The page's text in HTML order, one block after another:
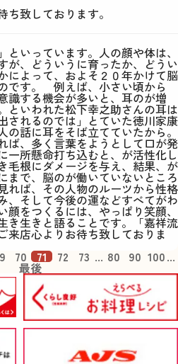
致しております。
いっています。人の顔や体は、
が、どういうに育ったか、どうい
によって、およそ２０年かけて脳
です。 例えば、小さい頃から
識する機会が多いと、耳のが増
といわれた松下幸之助さんの耳は
されるのでは」とていた徳川家康
の話に耳をそば立てていたから。
ば、多く言葉をようとして口が発
一所懸命打ち込むと、が活性化し
毛根にダメージを与え、結果、が
まで、脳のが働いていないところ
れば、その人物のルーツから性格
、そして今後の運などすべてがわ
をつくるには、やっぱり笑顔、
生きと語ることです。 「嘉祥流
店心よりお待ち致しておりま
70 71 72 73 ... 80 90 100...
最後